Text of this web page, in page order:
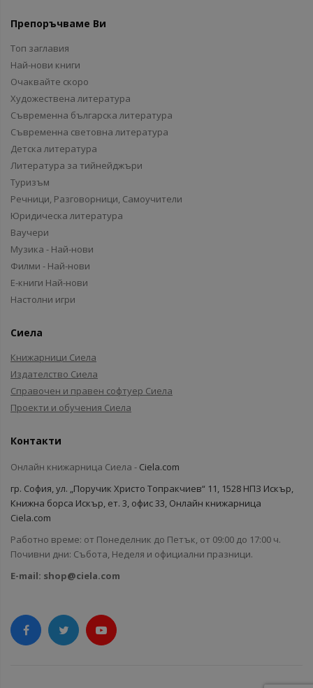
Препоръчваме Ви
Топ заглавия
Най-нови книги
Очаквайте скоро
Художествена литература
Съвременна българска литература
Съвременна световна литература
Детска литература
Литература за тийнейджъри
Туризъм
Речници, Разговорници, Самоучители
Юридическа литература
Ваучери
Музика - Най-нови
Филми - Най-нови
Е-книги Най-нови
Настолни игри
Сиела
Книжарници Сиела
Издателство Сиела
Справочен и правен софтуер Сиела
Проекти и обучения Сиела
Контакти
Онлайн книжарница Сиела - Ciela.com
гр. София, ул. „Поручик Христо Топракчиев“ 11, 1528 НПЗ Искър,
Книжна борса Искър, ет. 3, офис 33, Онлайн книжарница
Ciela.com
Работно време: от Понеделник до Петък, от 09:00 до 17:00 ч.
Почивни дни: Събота, Неделя и официални празници.
E-mail: shop@ciela.com